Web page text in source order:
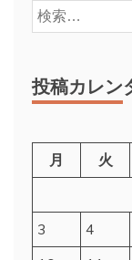
検
索:
投稿カレン
月
火
3
4